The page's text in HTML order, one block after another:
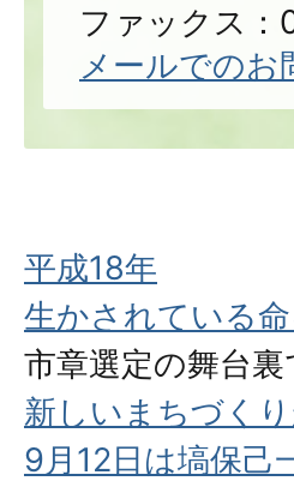
ファックス
メールでのお
平成18年
生かされている
市章選定の舞台
新しいまちづく
9月12日は塙保己